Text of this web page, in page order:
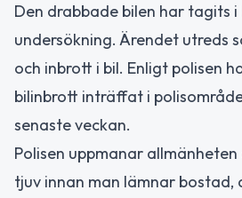
Den drabbade bilen har tagits
undersökning. Ärendet utreds
och inbrott i bil. Enligt polisen
bilinbrott inträffat i
senaste veckan.
Polisen uppmanar
tjuv innan man lämnar bostad,